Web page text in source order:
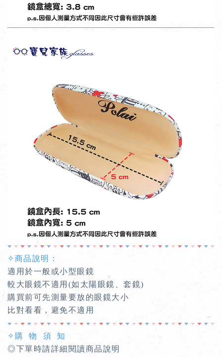
✧商品說明：
適用於一般或小型眼鏡
較大眼鏡不適用(如太陽眼鏡、套鏡)
購買前可先測量要放的眼鏡大小
比對看看，避免不適用
✧購 物 須 知
◎下單時請詳細閱讀商品說明